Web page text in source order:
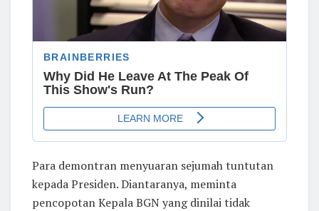
Para demontran menyuaran sejumah tuntutan
kepada Presiden. Diantaranya, meminta
pencopotan Kepala BGN yang dinilai tidak